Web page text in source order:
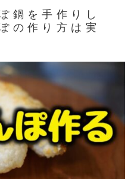
鍋を手作りし
の作り方は実